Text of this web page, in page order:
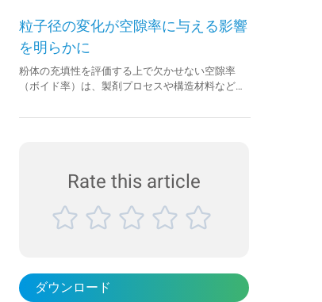
定装置 測定技術：動的光散乱法（Dynamic Light
Scattering, DLS） 測定範囲：0.3 nm ～ ...
して有効であることが実証されています。 使用製
品 Bettersizer 2600（レーザー回折・散乱式粒子径
分布測定装置） 産業分野 セラミック 測定対象サ
ンプル セラミック粉末 測定項目 粒子径 測定技術
レーザー回折 はじめに 現代のセラミック部品製
されます。 セラミック粉末を液体中に均一分散さ
粒子径の変化が空隙率に与える影響
を明らかに
粉体の充填性を評価する上で欠かせない空隙率
（ボイド率）は、製剤プロセスや構造材料など多
ーションノートでは、粒子径の異なるガラスビー
的に把握することができ、粉体設計・製造におけ
るパラメータ最適化に有用な知見が得られまし
真密度測定 自動タップ密度測定との組み合わせに
Rate this article
ダウンロード